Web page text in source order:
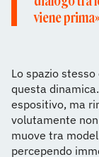
viene prima»
Lo spazio
questa
espositivo, ma
volutamente
muove tra
percependo